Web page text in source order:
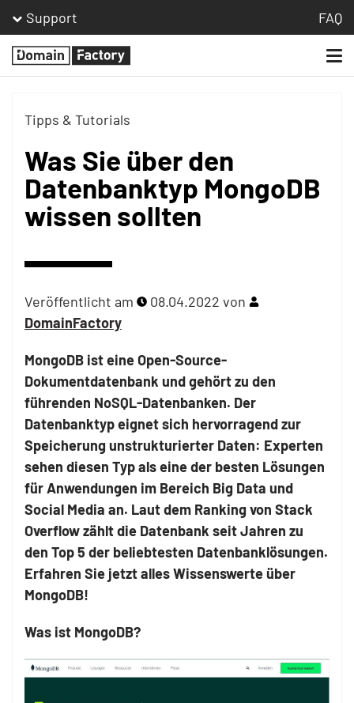
Support FAQ
Homepage
Tipps & Tutorials
Was Sie über den
Datenbanktyp MongoDB
wissen sollten
Veröffentlicht am 08.04.2022 von
DomainFactory
MongoDB ist eine Open-Source-
Dokumentdatenbank und gehört zu den
führenden NoSQL-Datenbanken. Der
Datenbanktyp eignet sich hervorragend zur
Speicherung unstrukturierter Daten: Experten
sehen diesen Typ als eine der besten Lösungen
für Anwendungen im Bereich Big Data und
Social Media an. Laut dem Ranking von Stack
Overflow zählt die Datenbank seit Jahren zu
den Top 5 der beliebtesten Datenbanklösungen.
Erfahren Sie jetzt alles Wissenswerte über
MongoDB!
Was ist MongoDB?